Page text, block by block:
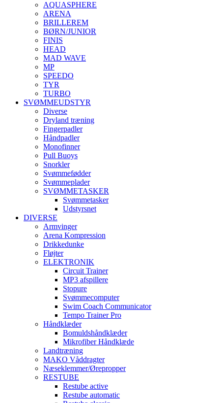
AQUASPHERE
ARENA
BRILLEREM
BØRN/JUNIOR
FINIS
HEAD
MAD WAVE
MP
SPEEDO
TYR
TURBO
SVØMMEUDSTYR
Diverse
Dryland træning
Fingerpadler
Håndpadler
Monofinner
Pull Buoys
Snorkler
Svømmefødder
Svømmeplader
SVØMMETASKER
Svømmetasker
Udstyrsnet
DIVERSE
Armvinger
Arena Kompression
Drikkedunke
Fløjter
ELEKTRONIK
Circuit Trainer
MP3 afspillere
Stopure
Svømmecomputer
Swim Coach Communicator
Tempo Trainer Pro
Håndklæder
Bomuldshåndklæder
Mikrofiber Håndklæde
Landtræning
MAKO Våddragter
Næseklemmer/Ørepropper
RESTUBE
Restube active
Restube automatic